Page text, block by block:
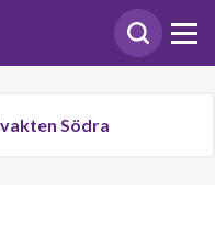
Södra